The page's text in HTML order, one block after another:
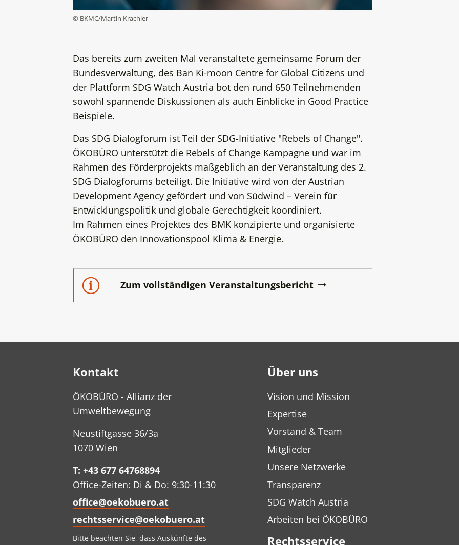
© BKMC/Martin Krachler
Das bereits zum zweiten Mal veranstaltete gemeinsame Forum der
Bundesverwaltung, des Ban Ki-moon Centre for Global Citizens und
der Plattform SDG Watch Austria bot den rund 650 Teilnehmenden
sowohl spannende Diskussionen als auch Einblicke in Good Practice
Beispiele.
Das SDG Dialogforum ist Teil der SDG-Initiative "Rebels of Change".
ÖKOBÜRO unterstützt die Rebels of Change Kampagne und war im
Rahmen des Förderprojekts maßgeblich an der Veranstaltung des 2.
SDG Dialogforums beteiligt. Die Initiative wird von der Austrian
Development Agency gefördert und von Südwind – Verein für
Entwicklungspolitik und globale Gerechtigkeit koordiniert.
Im Rahmen eines Projektes des BMK konzipierte und organisierte
ÖKOBÜRO den Innovationspool Klima & Energie.
Zum vollständigen Veranstaltungsbericht
Kontakt
ÖKOBÜRO - Allianz der
Umweltbewegung
Neustiftgasse 36/3a
1070 Wien
T: +43 677 64768894
Office-Zeiten: Di & Do: 9:30-11:30
office@oekobuero.at
rechtsservice@oekobuero.at
Bitte beachten Sie, dass Auskünfte des
Über uns
Vision und Mission
Expertise
Vorstand & Team
Mitglieder
Unsere Netzwerke
Transparenz
SDG Watch Austria
Arbeiten bei ÖKOBÜRO
Rechtsservice